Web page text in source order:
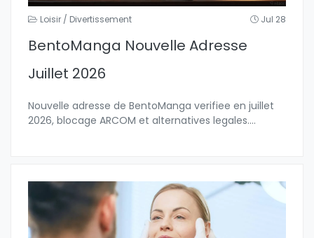
Loisir / Divertissement Jul 28
BentoManga Nouvelle Adresse
Juillet 2026
Nouvelle adresse de BentoManga verifiee en juillet
2026, blocage ARCOM et alternatives legales....